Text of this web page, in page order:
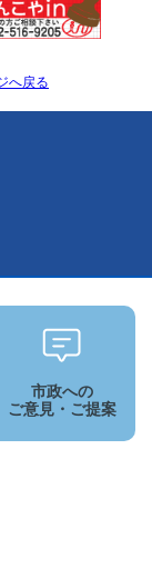
へ戻る
市政への
ご意見・ご提案